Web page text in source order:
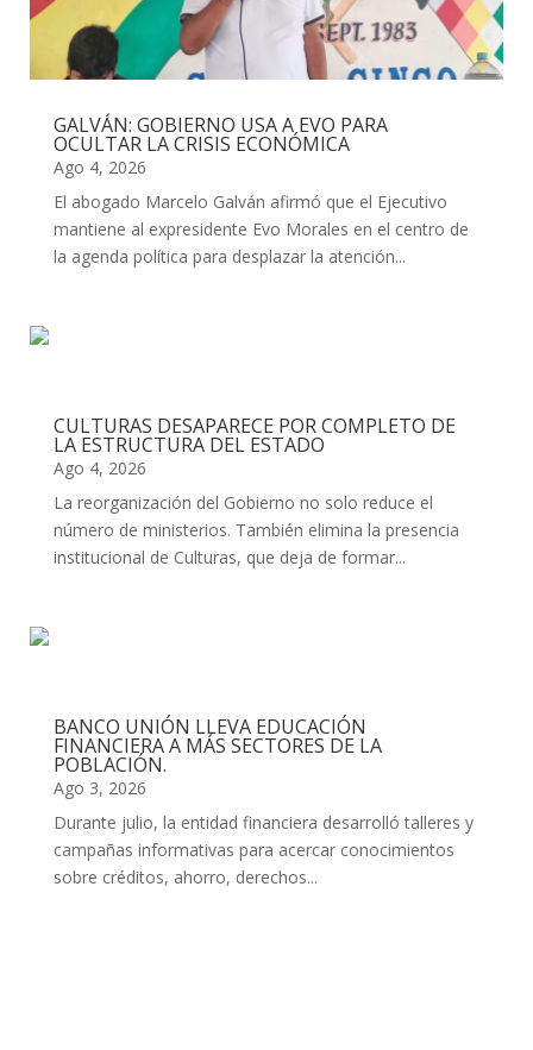
GALVÁN: GOBIERNO USA A EVO PARA
OCULTAR LA CRISIS ECONÓMICA
Ago 4, 2026
El abogado Marcelo Galván afirmó que el Ejecutivo
mantiene al expresidente Evo Morales en el centro de
la agenda política para desplazar la atención...
CULTURAS DESAPARECE POR COMPLETO DE
LA ESTRUCTURA DEL ESTADO
Ago 4, 2026
La reorganización del Gobierno no solo reduce el
número de ministerios. También elimina la presencia
institucional de Culturas, que deja de formar...
BANCO UNIÓN LLEVA EDUCACIÓN
FINANCIERA A MÁS SECTORES DE LA
POBLACIÓN.
Ago 3, 2026
Durante julio, la entidad financiera desarrolló talleres y
campañas informativas para acercar conocimientos
sobre créditos, ahorro, derechos...